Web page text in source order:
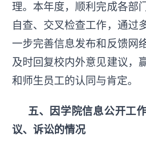
理。本年度，顺利完成各部
自查、交叉检查工作，通过
一步完善信息发布和反馈网
及时回复校内外意见建议，
和师生员工的认同与肯定。
五、因学院信息公开工
议、诉讼的情况